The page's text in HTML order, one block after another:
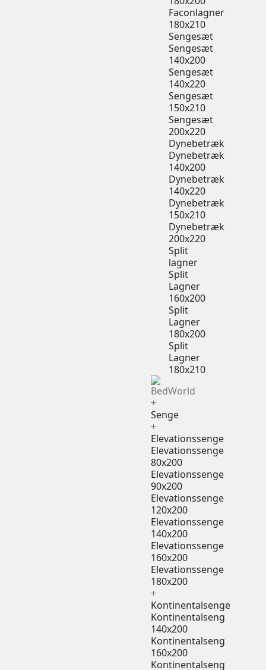
Faconlagner
180x210
Sengesæt
Sengesæt
140x200
Sengesæt
140x220
Sengesæt
150x210
Sengesæt
200x220
Dynebetræk
Dynebetræk
140x200
Dynebetræk
140x220
Dynebetræk
150x210
Dynebetræk
200x220
Split
lagner
Split
Lagner
160x200
Split
Lagner
180x200
Split
Lagner
180x210
+
Senge
+
Elevationssenge
Elevationssenge
80x200
Elevationssenge
90x200
Elevationssenge
120x200
Elevationssenge
140x200
Elevationssenge
160x200
Elevationssenge
180x200
+
Kontinentalsenge
Kontinentalseng
140x200
Kontinentalseng
160x200
Kontinentalseng